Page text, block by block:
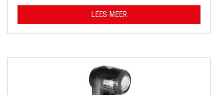
LEES MEER